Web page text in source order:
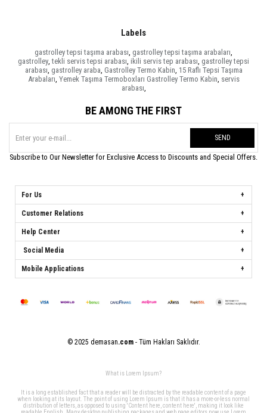
Labels
gastrolley tepsi taşıma arabası, gastrolley tepsi taşıma arabaları,
gastrolley, tekli servis tepsi arabası, ikili servis tep arabası, gastrolley tepsi
arabası, gastrolley araba, Gastrolley Termo Kabin, 15 Raflı Tepsi Taşıma
Arabaları, Yemek Taşıma Termoboxları Gastrolley Termo Kabin, servis
arabası,
BE AMONG THE FIRST
SEND
Subscribe to Our Newsletter for Exclusive Access to Discounts and Special Offers.
For Us
Customer Relations
Help Center
Social Media
Mobile Applications
© 2025 demasan.com- Tüm Hakları Saklıdır.
What is Lorem Ipsum?
It is a long established fact that a reader will be distracted by the readable content of a page
when looking at its layout. The point of using Lorem Ipsum is that it has a more-or-less normal
distribution of letters, as opposed to using 'Content here, content here', making it look like